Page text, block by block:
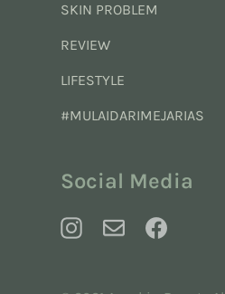
SKIN PROBLEM
REVIEW
LIFESTYLE
#MULAIDARIMEJARIAS
Social Media